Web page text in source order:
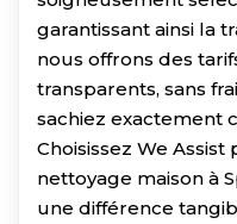
garantissant ainsi la
nous offrons des
transparents, sans
sachiez exactement
Choisissez We
nettoyage maison à
une différence